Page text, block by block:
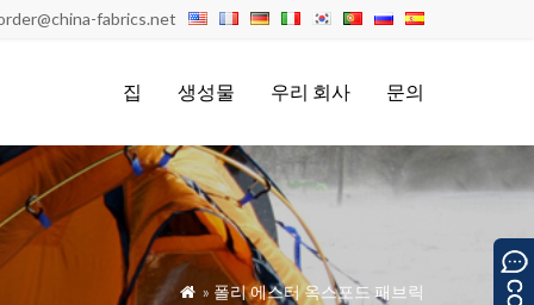
fabrics.net
집 생성물 우리 회사 문의
 » 폴리 에스터 옥스포드 패브릭